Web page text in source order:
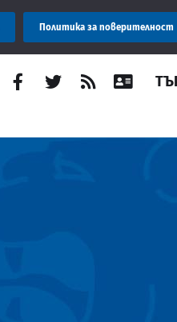
Съобщение:
Политика за поверителност